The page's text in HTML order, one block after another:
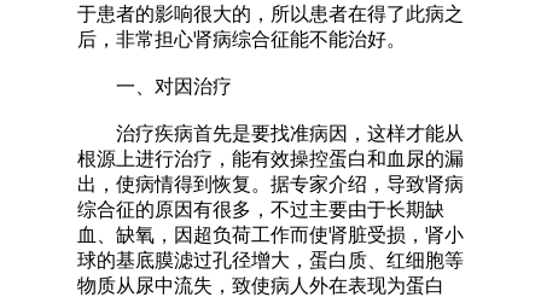
于患者的影响很大的，所以患者在得了此病之
后，非常担心肾病综合征能不能治好。
一、对因治疗
治疗疾病首先是要找准病因，这样才能从
根源上进行治疗，能有效操控蛋白和血尿的漏
出，使病情得到恢复。据专家介绍，导致肾病
综合征的原因有很多，不过主要由于长期缺
血、缺氧，因超负荷工作而使肾脏受损，肾小
球的基底膜滤过孔径增大，蛋白质、红细胞等
物质从尿中流失，致使病人外在表现为蛋白